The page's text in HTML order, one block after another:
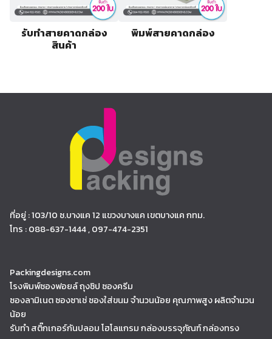
รับทำสายคาดกล่อง
สินค้า
พิมพ์สายคาดกล่อง
ที่อยู่ : 103/10 ซ.บางแค 12 แขวงบางแค เขตบางแค กทม.
โทร : 088-637-1444 , 097-474-2351
Packingdesigns.com
โรงพิมพ์ซองฟอยล์ ถุงซิป ซองครีม
ซองลามิเนต ซองซาเช่ ซองใส่ขนม จำนวนน้อย คุณภาพสูง ผลิตจำนวน
น้อย
รับทำ สติ๊กเกอร์กันปลอม โฮโลแกรม กล่องบรรจุภัณฑ์ กล่องทรง